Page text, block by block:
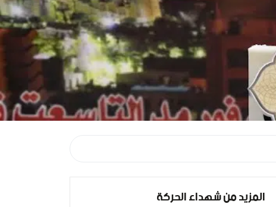
المزيد من شهداء الحركة